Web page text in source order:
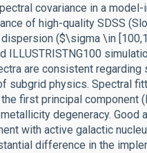
covariance in a
of high-quality SDSS
($\sigma \in
ILLUSTRISTNG100
are consistent
subgrid physics. Spectral
first principal component
degeneracy.
with active galactic
difference in the